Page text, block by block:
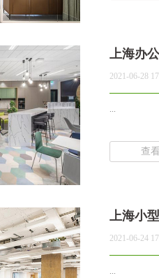
上海办
2021-06-28
...
查
上海小
2021-06-24
...